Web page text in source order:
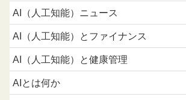
AI（人工知能）ニュース
AI（人工知能）とファイナンス
AI（人工知能）と健康管理
AIとは何か